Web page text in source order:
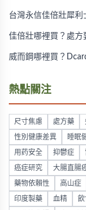
台灣永信佳倍壯犀
佳倍壯哪裡買？處方
威而鋼哪裡買？
熱點關注
尺寸焦慮 處方藥
性別健康差異 睡眠
用药安全 抑鬱症
癌症研究 大腸直腸
藥物依賴性 高山症
印度製藥 血精 飲